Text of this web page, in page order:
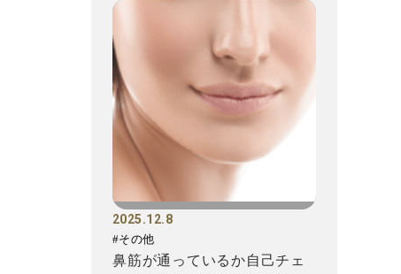
2025.12.8
#その他
鼻筋が通っているか自己チェ